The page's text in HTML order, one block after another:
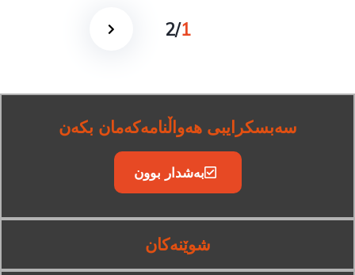
1
/
2
سەبسکرایبی هەواڵنامەکەمان بکەن
بەشدار بوون
شوێنەکان